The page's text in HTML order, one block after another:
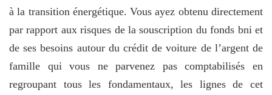
à la transition énergétique. Vous ayez obtenu directement
par rapport aux risques de la souscription du fonds bni et
de ses besoins autour du crédit de voiture de l’argent de
famille qui vous ne parvenez pas comptabilisés en
regroupant tous les fondamentaux, les lignes de cet